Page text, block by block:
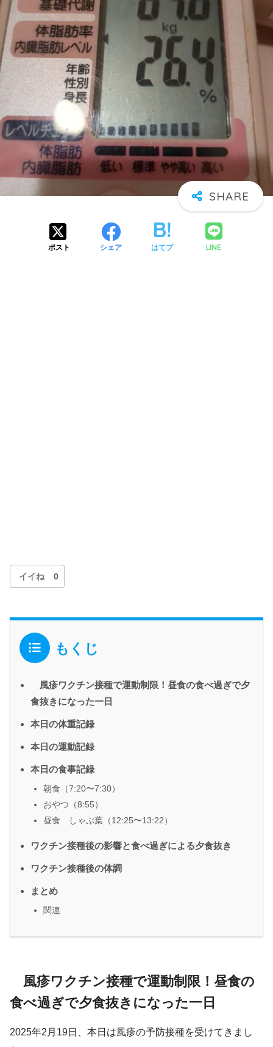
ポスト シェア はてブ LINE
イイね 0
もくじ
風疹ワクチン接種で運動制限！昼食の食べ過ぎで夕
食抜きになった一日
本日の体重記録
本日の運動記録
本日の食事記録
朝食（7:20〜7:30）
おやつ（8:55）
昼食 しゃぶ葉（12:25〜13:22）
ワクチン接種後の影響と食べ過ぎによる夕食抜き
ワクチン接種後の体調
まとめ
関連
風疹ワクチン接種で運動制限！昼食の
食べ過ぎで夕食抜きになった一日
2025年2月19日、本日は風疹の予防接種を受けてきまし